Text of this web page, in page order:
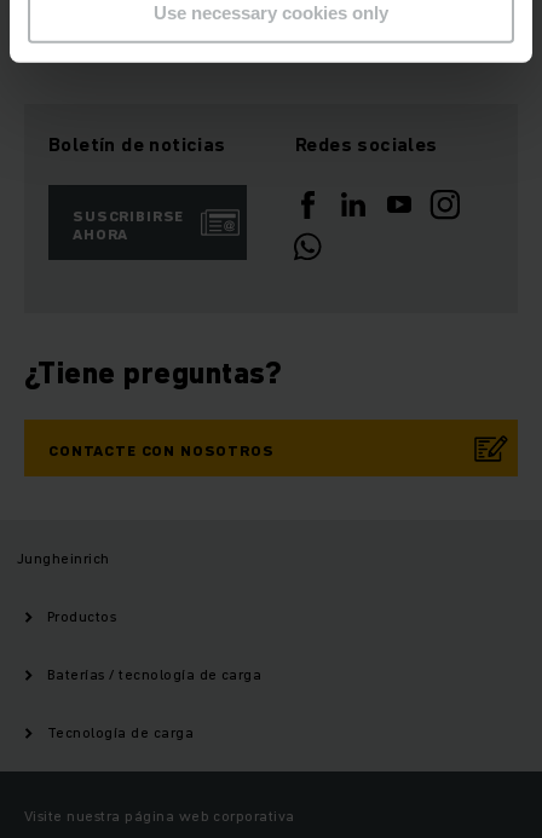
Use necessary cookies only
OBTENER MÁS INFORMACIÓN
Boletín de noticias
SUSCRIBIRSE
AHORA
Redes sociales
¿Tiene preguntas?
CONTACTE CON NOSOTROS
Jungheinrich
Productos
Baterías / tecnología de carga
Tecnología de carga
Visite nuestra página web corporativa